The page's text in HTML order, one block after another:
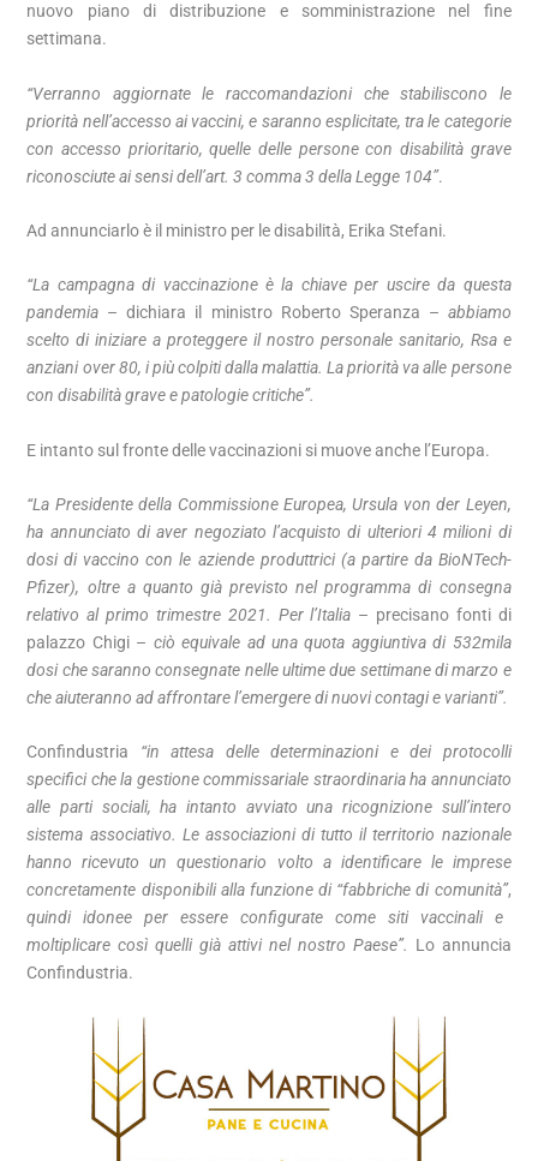
nuovo piano di distribuzione e somministrazione nel fine
settimana.
“Verranno aggiornate le raccomandazioni che stabiliscono le
priorità nell’accesso ai vaccini, e saranno esplicitate, tra le categorie
con accesso prioritario, quelle delle persone con disabilità grave
riconosciute ai sensi dell’art. 3 comma 3 della Legge 104”.
Ad annunciarlo è il ministro per le disabilità, Erika Stefani.
“La campagna di vaccinazione è la chiave per uscire da questa
pandemia – dichiara il ministro Roberto Speranza – abbiamo
scelto di iniziare a proteggere il nostro personale sanitario, Rsa e
anziani over 80, i più colpiti dalla malattia. La priorità va alle persone
con disabilità grave e patologie critiche”.
E intanto sul fronte delle vaccinazioni si muove anche l’Europa.
“La Presidente della Commissione Europea, Ursula von der Leyen,
ha annunciato di aver negoziato l’acquisto di ulteriori 4 milioni di
dosi di vaccino con le aziende produttrici (a partire da BioNTech-
Pfizer), oltre a quanto già previsto nel programma di consegna
relativo al primo trimestre 2021. Per l’Italia – precisano fonti di
palazzo Chigi – ciò equivale ad una quota aggiuntiva di 532mila
dosi che saranno consegnate nelle ultime due settimane di marzo e
che aiuteranno ad affrontare l’emergere di nuovi contagi e varianti”.
Confindustria “in attesa delle determinazioni e dei protocolli
specifici che la gestione commissariale straordinaria ha annunciato
alle parti sociali, ha intanto avviato una ricognizione sull’intero
sistema associativo. Le associazioni di tutto il territorio nazionale
hanno ricevuto un questionario volto a identificare le imprese
concretamente disponibili alla funzione di “fabbriche di comunità”,
quindi idonee per essere configurate come siti vaccinali e
moltiplicare così quelli già attivi nel nostro Paese”. Lo annuncia
Confindustria.